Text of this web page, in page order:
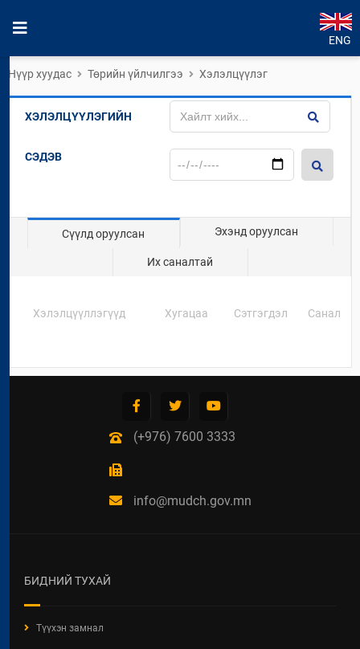
ENG
Нүүр хуудас Төрийн үйлчилгээ Хэлэлцүүлэг
ХЭЛЭЛЦҮҮЛЭГИЙН
СЭДЭВ
Сүүлд оруулсан Эхэнд оруулсан
Их саналтай
Хэлэлцүүллэгүүд Хугацаа Сэтгэгдэл Санал
(+976) 7600 3333
info@mudch.gov.mn
БИДНИЙ ТУХАЙ
Түүхэн замнал